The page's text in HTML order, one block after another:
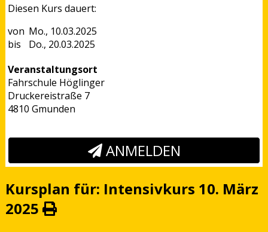
Diesen Kurs dauert:
Mo., 10.03.2025
Do., 20.03.2025
Veranstaltungsort
Fahrschule Höglinger
Druckereistraße 7
4810 Gmunden
ANMELDEN
Kursplan für: Intensivkurs 10. März
2025